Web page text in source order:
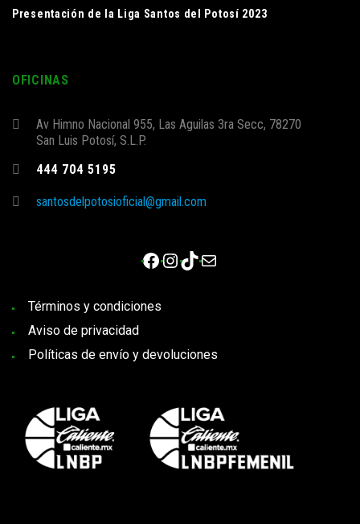
Presentación de la Liga Santos del Potosí 2023
OFICINAS
Av Himno Nacional 955, Las Aguilas 3ra Secc, 78270
San Luis Potosí, S.L.P.
444 704 5195
santosdelpotosioficial@gmail.com
Facebook
Instagram
TikTok
Correo electrónico
Términos y condiciones
Aviso de privacidad
Políticas de envío y devoluciones